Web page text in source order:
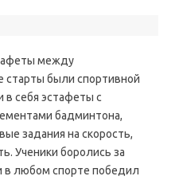
между
старты были спортивной
в себя эстафеты с
бадминтона,
задания на скорость,
Ученики боролись за
в любом спорте победил